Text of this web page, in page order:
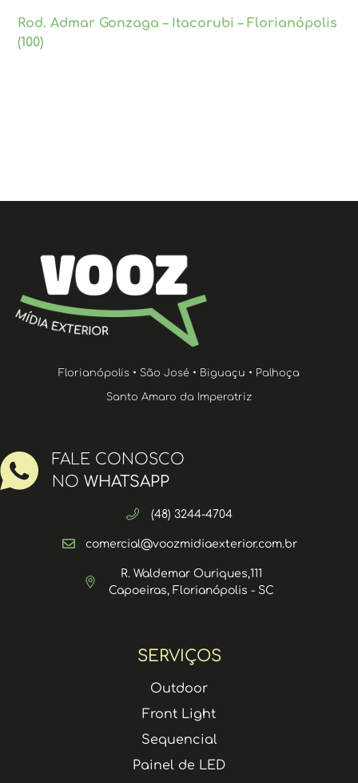
Rod. Admar Gonzaga – Itacorubi – Florianópolis
(100)
SERVIÇOS
Outdoor
Front Light
Sequencial
Painel de LED
Florianópolis • São José • Biguaçu • Palhoça
Santo Amaro da Imperatriz
FALE CONOSCO
NO WHATSAPP
(48) 3244-4704
comercial@voozmidiaexterior.com.br
R. Waldemar Ouriques,111
Capoeiras, Florianópolis - SC